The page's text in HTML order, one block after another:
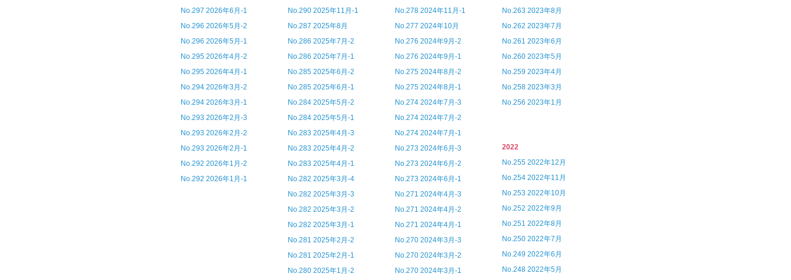
No.297 2026年6月-1
No.296 2026年5月-2
No.296 2026年5月-1
No.295 2026年4月-2
No.295 2026年4月-1
No.294 2026年3月-2
No.294 2026年3月-1
No.293 2026年2月-3
No.293 2026年2月-2
No.293 2026年2月-1
No.292 2026年1月-2
No.292 2026年1月-1
No.290 2025年11月-1
No.287 2025年8月
No.286 2025年7月-2
No.286 2025年7月-1
No.285 2025年6月-2
No.285 2025年6月-1
No.284 2025年5月-2
No.284 2025年5月-1
No.283 2025年4月-3
No.283 2025年4月-2
No.283 2025年4月-1
No.282 2025年3月-4
No.282 2025年3月-3
No.282 2025年3月-2
No.282 2025年3月-1
No.281 2025年2月-2
No.281 2025年2月-1
No.280 2025年1月-2
No.278 2024年11月-1
No.277 2024年10月
No.276 2024年9月-2
No.276 2024年9月-1
No.275 2024年8月-2
No.275 2024年8月-1
No.274 2024年7月-3
No.274 2024年7月-2
No.274 2024年7月-1
No.273 2024年6月-3
No.273 2024年6月-2
No.273 2024年6月-1
No.271 2024年4月-3
No.271 2024年4月-2
No.271 2024年4月-1
No.270 2024年3月-3
No.270 2024年3月-2
No.270 2024年3月-1
No.263 2023年8月
No.262 2023年7月
No.261 2023年6月
No.260 2023年5月
No.259 2023年4月
No.258 2023年3月
No.256 2023年1月
2022
No.255 2022年12月
No.254 2022年11月
No.253 2022年10月
No.252 2022年9月
No.251 2022年8月
No.250 2022年7月
No.249 2022年6月
No.248 2022年5月